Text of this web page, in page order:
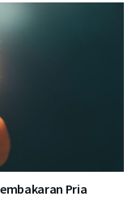
Pria